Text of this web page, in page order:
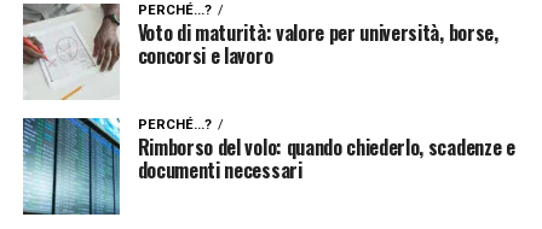
PERCHÉ...?
Voto di maturità: valore per università, borse,
concorsi e lavoro
PERCHÉ...?
Rimborso del volo: quando chiederlo, scadenze e
documenti necessari